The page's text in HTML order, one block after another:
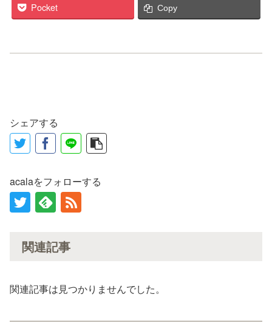
Pocket Copy
シェアする
acalaをフォローする
関連記事
関連記事は見つかりませんでした。